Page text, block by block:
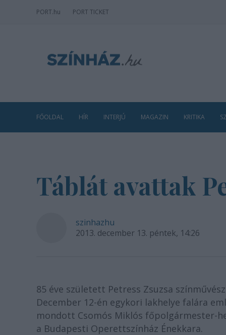
PORT.hu PORT TICKET
FŐOLDAL HÍR INTERJÚ MAGAZIN KRITIKA
Táblát avattak
szinhazhu
2013. december 13. péntek, 14:26
85 éve született Petress Zsuzsa
December 12-én egykori lakhelye falára
mondott Csomós Miklós főpolgármester-
a Budapesti Operettszínház Énekkara.